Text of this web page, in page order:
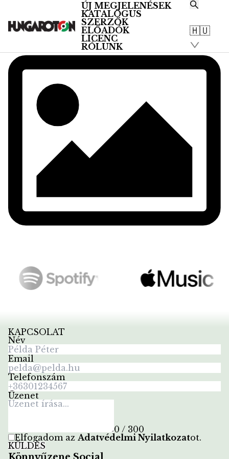
ÚJ MEGJELENÉSEK
KATALÓGUS
SZERZŐK
ELŐADÓK
LICENC
RÓLUNK
🇭🇺
KAPCSOLAT
Név
Email
Telefonszám
Üzenet
0 / 300
Elfogadom az Adatvédelmi Nyilatkozatot.
KÜLDÉS